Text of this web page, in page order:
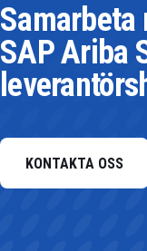
SAP Ariba
KONTAKTA OSS